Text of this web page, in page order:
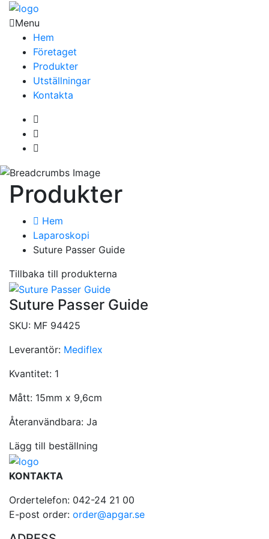
Menu
Hem
Företaget
Produkter
Utställningar
Kontakta
Produkter
Hem
Laparoskopi
Suture Passer Guide
Tillbaka till produkterna
Suture Passer Guide
SKU: MF 94425
Leverantör: Mediflex
Kvantitet: 1
Mått: 15mm x 9,6cm
Återanvändbara: Ja
Lägg till beställning
KONTAKTA
Ordertelefon: 042-24 21 00
E-post order: order@apgar.se